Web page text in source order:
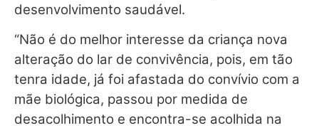
desenvolvimento saudável.
“Não é do melhor interesse da criança nova
alteração do lar de convivência, pois, em tão
tenra idade, já foi afastada do convívio com a
mãe biológica, passou por medida de
desacolhimento e encontra-se acolhida na